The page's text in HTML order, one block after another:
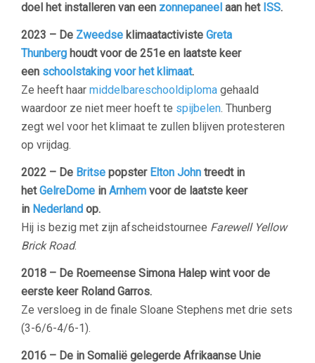
doel het installeren van een zonnepaneel aan het ISS.
2023 – De Zweedse klimaatactiviste Greta
Thunberg houdt voor de 251e en laatste keer
een schoolstaking voor het klimaat.
Ze heeft haar middelbareschooldiploma gehaald
waardoor ze niet meer hoeft te spijbelen. Thunberg
zegt wel voor het klimaat te zullen blijven protesteren
op vrijdag.
2022 – De Britse popster Elton John treedt in
hetGelreDome in Arnhem voor de laatste keer
in Nederland op.
Hij is bezig met zijn afscheidstournee Farewell Yellow
Brick Road.
2018 – De Roemeense Simona Halep wint voor de
eerste keer Roland Garros.
Ze versloeg in de finale Sloane Stephens met drie sets
(3-6/6-4/6-1).
2016 – De in Somalië gelegerde Afrikaanse Unie